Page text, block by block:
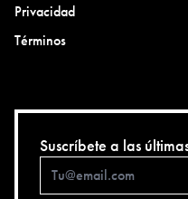
Privacidad
Términos
Suscríbete a las